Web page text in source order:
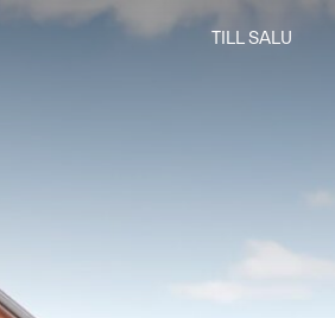
TILL SALU